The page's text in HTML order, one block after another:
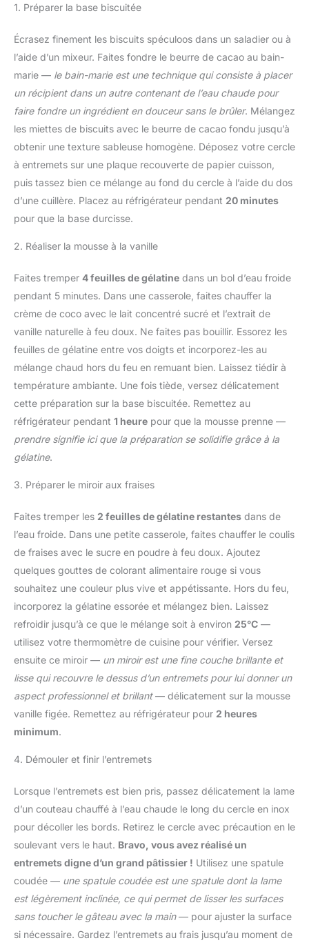
1. Préparer la base biscuitée
Écrasez finement les biscuits spéculoos dans un saladier ou à
l’aide d’un mixeur. Faites fondre le beurre de cacao au bain-
marie — le bain-marie est une technique qui consiste à placer
un récipient dans un autre contenant de l’eau chaude pour
faire fondre un ingrédient en douceur sans le brûler. Mélangez
les miettes de biscuits avec le beurre de cacao fondu jusqu’à
obtenir une texture sableuse homogène. Déposez votre cercle
à entremets sur une plaque recouverte de papier cuisson,
puis tassez bien ce mélange au fond du cercle à l’aide du dos
d’une cuillère. Placez au réfrigérateur pendant 20 minutes
pour que la base durcisse.
2. Réaliser la mousse à la vanille
Faites tremper 4 feuilles de gélatine dans un bol d’eau froide
pendant 5 minutes. Dans une casserole, faites chauffer la
crème de coco avec le lait concentré sucré et l’extrait de
vanille naturelle à feu doux. Ne faites pas bouillir. Essorez les
feuilles de gélatine entre vos doigts et incorporez-les au
mélange chaud hors du feu en remuant bien. Laissez tiédir à
température ambiante. Une fois tiède, versez délicatement
cette préparation sur la base biscuitée. Remettez au
réfrigérateur pendant 1 heure pour que la mousse prenne —
prendre signifie ici que la préparation se solidifie grâce à la
gélatine.
3. Préparer le miroir aux fraises
Faites tremper les 2 feuilles de gélatine restantes dans de
l’eau froide. Dans une petite casserole, faites chauffer le coulis
de fraises avec le sucre en poudre à feu doux. Ajoutez
quelques gouttes de colorant alimentaire rouge si vous
souhaitez une couleur plus vive et appétissante. Hors du feu,
incorporez la gélatine essorée et mélangez bien. Laissez
refroidir jusqu’à ce que le mélange soit à environ 25°C —
utilisez votre thermomètre de cuisine pour vérifier. Versez
ensuite ce miroir — un miroir est une fine couche brillante et
lisse qui recouvre le dessus d’un entremets pour lui donner un
aspect professionnel et brillant— délicatement sur la mousse
vanille figée. Remettez au réfrigérateur pour 2 heures
minimum.
4. Démouler et finir l’entremets
Lorsque l’entremets est bien pris, passez délicatement la lame
d’un couteau chauffé à l’eau chaude le long du cercle en inox
pour décoller les bords. Retirez le cercle avec précaution en le
soulevant vers le haut. Bravo, vous avez réalisé un
entremets digne d’un grand pâtissier ! Utilisez une spatule
coudée — une spatule coudée est une spatule dont la lame
est légèrement inclinée, ce qui permet de lisser les surfaces
sans toucher le gâteau avec la main— pour ajuster la surface
si nécessaire. Gardez l’entremets au frais jusqu’au moment de